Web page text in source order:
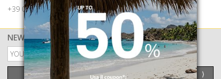
+39 081 1857 6024
NEWSLETTER
PRIVACY POLICY
INVIA ⟩